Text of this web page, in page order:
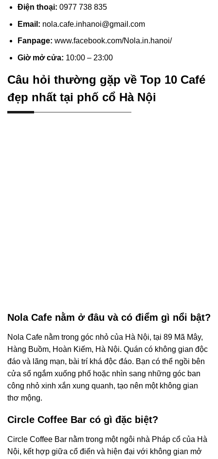
Điện thoại: 0977 738 835
Email: nola.cafe.inhanoi@gmail.com
Fanpage: www.facebook.com/Nola.in.hanoi/
Giờ mở cửa: 10:00 – 23:00
Câu hỏi thường gặp về Top 10 Café
đẹp nhất tại phố cổ Hà Nội
Nola Cafe nằm ở đâu và có điểm gì nổi bật?
Nola Cafe nằm trong góc nhỏ của Hà Nội, tại 89 Mã Mây,
Hàng Buồm, Hoàn Kiếm, Hà Nội. Quán có không gian độc
đáo và lãng mạn, bài trí khá độc đáo. Bạn có thể ngồi bên
cửa sổ ngắm xuống phố hoặc nhìn sang những góc ban
công nhỏ xinh xắn xung quanh, tạo nên một không gian
thơ mộng.
Circle Coffee Bar có gì đặc biệt?
Circle Coffee Bar nằm trong một ngôi nhà Pháp cổ của Hà
Nội, kết hợp giữa cổ điển và hiện đại với không gian mở